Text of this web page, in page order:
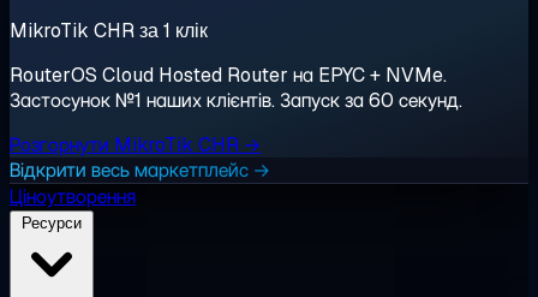
MikroTik CHR за 1 клік
RouterOS Cloud Hosted Router на EPYC + NVMe.
Застосунок №1 наших клієнтів. Запуск за 60 секунд.
Розгорнути MikroTik CHR →
Відкрити весь маркетплейс →
Ціноутворення